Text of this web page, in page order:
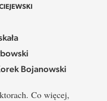
Bojanowski
Co więcej,